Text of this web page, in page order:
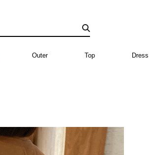
Outer Top Dress